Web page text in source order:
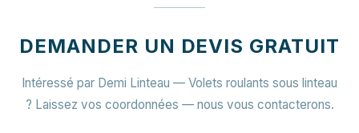
DEMANDER UN DEVIS GRATUIT
Intéressé par Demi Linteau — Volets roulants sous linteau
? Laissez vos coordonnées — nous vous contacterons.